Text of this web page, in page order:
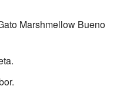
Marshmellow Bueno